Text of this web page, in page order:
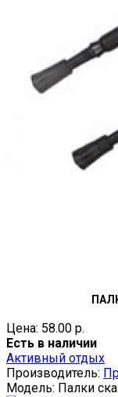
Цена: 58.00 р.
Есть в наличии
Активный отдых
Производитель:
Модель: Палки